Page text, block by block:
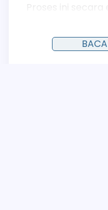
Proses ini secara
sehingga wajah
kulit lebih